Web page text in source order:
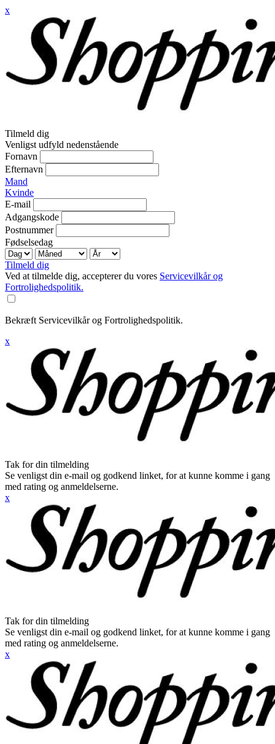
x
Tilmeld dig
Venligst udfyld nedenstående
Fornavn
Efternavn
Mand
Kvinde
E-mail
Adgangskode
Postnummer
Fødselsedag
Tilmeld dig
Ved at tilmelde dig, accepterer du vores Servicevilkår og
Fortrolighedspolitik.
Bekræft Servicevilkår og Fortrolighedspolitik.
x
Tak for din tilmelding
Se venligst din e-mail og godkend linket, for at kunne komme i gang
med rating og anmeldelserne.
x
Tak for din tilmelding
Se venligst din e-mail og godkend linket, for at kunne komme i gang
med rating og anmeldelserne.
x